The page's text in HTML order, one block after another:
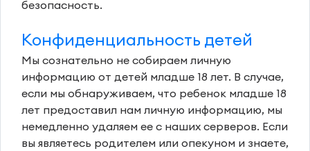
безопасность.
Конфиденциальность детей
Мы сознательно не собираем личную
информацию от детей младше 18 лет. В случае,
если мы обнаруживаем, что ребенок младше 18
лет предоставил нам личную информацию, мы
немедленно удаляем ее с наших серверов. Если
вы являетесь родителем или опекуном и знаете,